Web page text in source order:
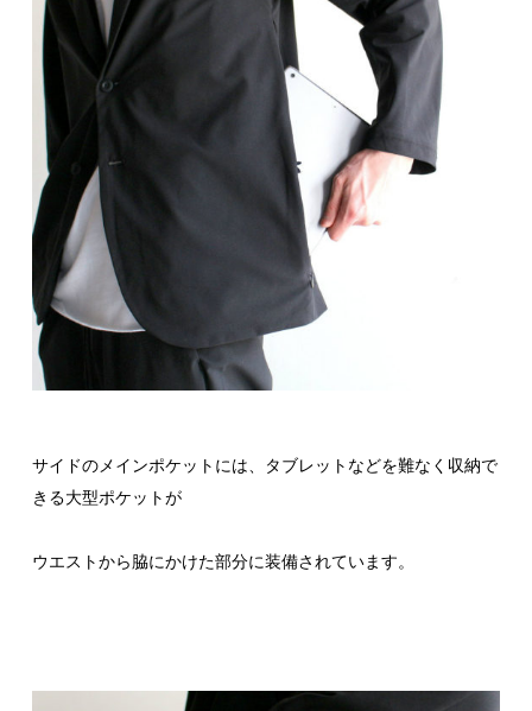
サイドのメインポケットには、タブレットなどを難なく収納で
きる大型ポケットが
ウエストから脇にかけた部分に装備されています。